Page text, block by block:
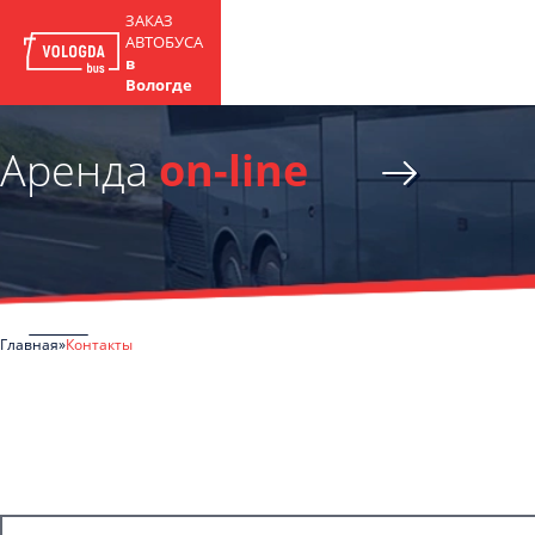
ЗАКАЗ
АВТОБУСА
в
Вологде
Арендаon-line
Главная Контакты